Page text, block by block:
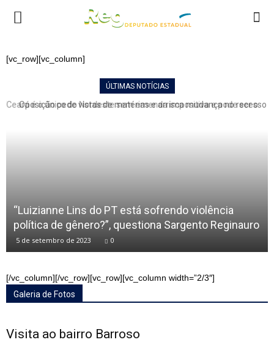
[vc_row][vc_column]
ÚLTIMAS NOTÍCIAS
“Ceará é o único do Nordeste sem emenda impositiva e pode ser o
Oposição pede vistas de matérias e arrisca mudança no recesso
“Luizianne Lins do PT está sofrendo violência
política de gênero?”, questiona Sargento Reginauro
5 de setembro de 2023 0
[/vc_column][/vc_row][vc_row][vc_column width=”2/3″]
Galeria de Fotos
Visita ao bairro Barroso